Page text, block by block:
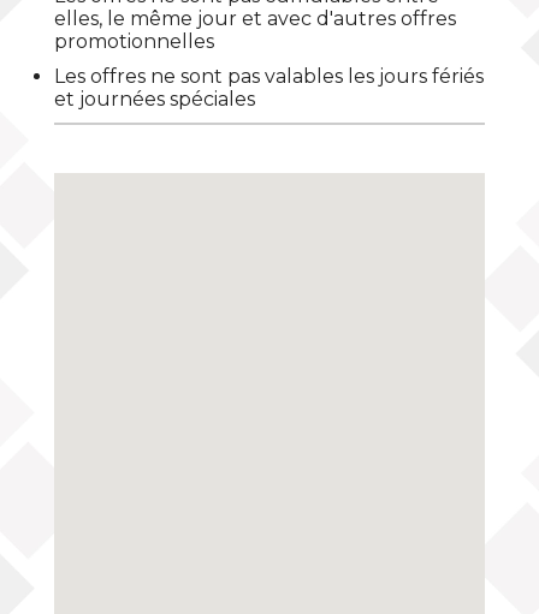
elles, le même jour et avec d'autres offres
promotionnelles
Les offres ne sont pas valables les jours fériés
et journées spéciales